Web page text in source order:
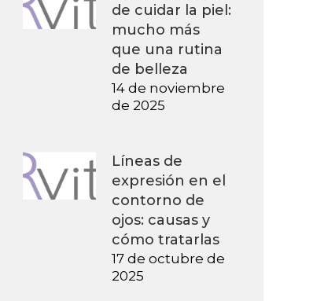
de cuidar la piel:
mucho más
que una rutina
de belleza
14 de noviembre
de 2025
Líneas de
expresión en el
contorno de
ojos: causas y
cómo tratarlas
17 de octubre de
2025